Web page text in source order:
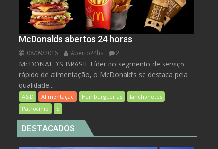
McDonalds abertos 24 horas
08/09/2016 Aberto24hs 2
McDONALD’S BRASIL Líder no segmento de serviço
rápido de alimentação, o McDonald’s se destaca pela
qualidade...
A&D Alimentação Hamburguerias
lanchonetes
Patrocínio
S
DESTACADOS